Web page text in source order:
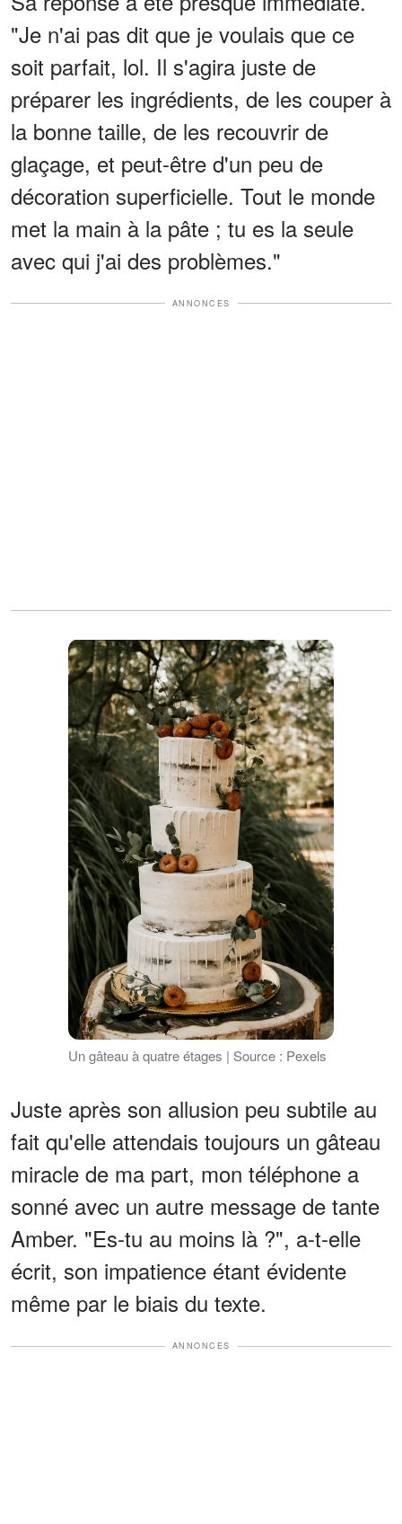
"Je n'ai pas dit que je voulais que ce
soit parfait, lol. Il s'agira juste de
préparer les ingrédients, de les couper à
la bonne taille, de les recouvrir de
glaçage, et peut-être d'un peu de
décoration superficielle. Tout le monde
met la main à la pâte ; tu es la seule
avec qui j'ai des problèmes."
ANNONCES
Un gâteau à quatre étages | Source : Pexels
Juste après son allusion peu subtile au
fait qu'elle attendais toujours un gâteau
miracle de ma part, mon téléphone a
sonné avec un autre message de tante
Amber. "Es-tu au moins là ?", a-t-elle
écrit, son impatience étant évidente
même par le biais du texte.
ANNONCES